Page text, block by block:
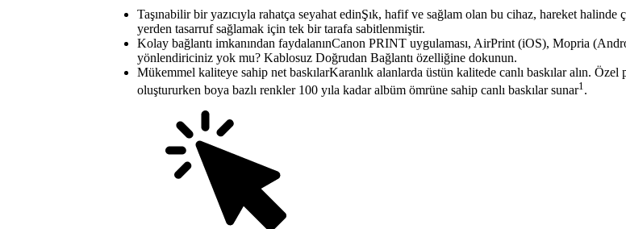
Taşınabilir bir yazıcıyla rahatça seyahat edinŞık, hafif ve sağlam olan bu cihaz, hareket
yerden tasarruf sağlamak için tek bir tarafa sabitlenmiştir.
Kolay bağlantı imkanından faydalanınCanon PRINT uygulaması, AirPrint (iOS), Mopria
yönlendiriciniz yok mu? Kablosuz Doğrudan Bağlantı özelliğine dokunun.
Mükemmel kaliteye sahip net baskılarKaranlık alanlarda üstün kalitede canlı baskılar alın.
oluştururken boya bazlı renkler 100 yıla kadar albüm ömrüne sahip canlı baskılar sunar1 .